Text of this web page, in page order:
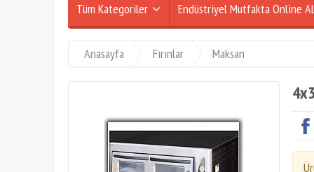
Tüm Kategoriler Endüstriyel Mutfakta Online
Anasayfa Fırınlar Maksan